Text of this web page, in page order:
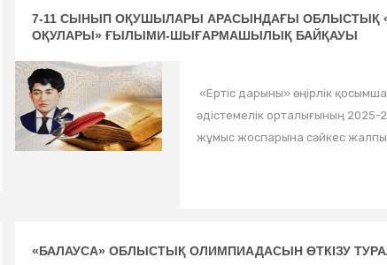
7-11 СЫНЫП ОҚУШЫЛАРЫ АРАСЫНДАҒЫ ОБЛЫСТЫҚ
ОҚУЛАРЫ» ҒЫЛЫМИ-ШЫҒАРМАШЫЛЫҚ БАЙҚАУЫ
«Ертіс дарыны» өңірлік
әдістемелік орталығының 2025-
жұмыс жоспарына сәйкес жалпы
«БАЛАУСА» ОБЛЫСТЫҚ ОЛИМПИАДАСЫН ӨТКІЗУ